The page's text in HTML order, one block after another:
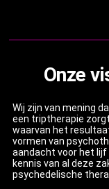
Onze
Wij zijn van mening
een triptherapie
waarvan het
vormen van
aandacht voor het lijf
kennis van al deze
psychedelische